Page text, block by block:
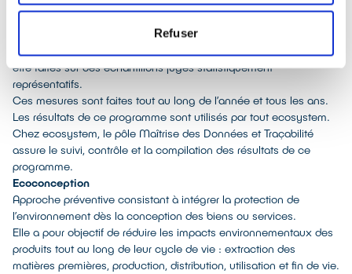
Refuser
L’échantillonnage chez ecosystem désigne les opérations
consistant à évaluer qualitativement et quantitativement les
déchets collectés par secteurs et par flux. Les mesures doivent
être faites sur des échantillons jugés statistiquement
représentatifs.
Ces mesures sont faites tout au long de l’année et tous les ans.
Les résultats de ce programme sont utilisés par tout ecosystem.
Chez ecosystem, le pôle Maîtrise des Données et Traçabilité
assure le suivi, contrôle et la compilation des résultats de ce
programme.
Ecoconception
Approche préventive consistant à intégrer la protection de
l’environnement dès la conception des biens ou services.
Elle a pour objectif de réduire les impacts environnementaux des
produits tout au long de leur cycle de vie : extraction des
matières premières, production, distribution, utilisation et fin de vie.